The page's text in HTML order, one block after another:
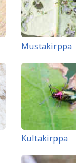
Mustakirppa
Kultakirppa